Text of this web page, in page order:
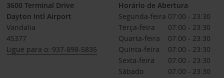
3600 Terminal Drive
Dayton Intl Airport
Vandalia
45377
Ligue para o: 937-898-5835
Horário de Abertura
Segunda-feira 07:00 - 23:30
Terça-feira
07:00 - 23:30
Quarta-feira
07:00 - 23:30
Quinta-feira
07:00 - 23:30
Sexta-feira
07:00 - 23:30
Sábado
07:00 - 23:30